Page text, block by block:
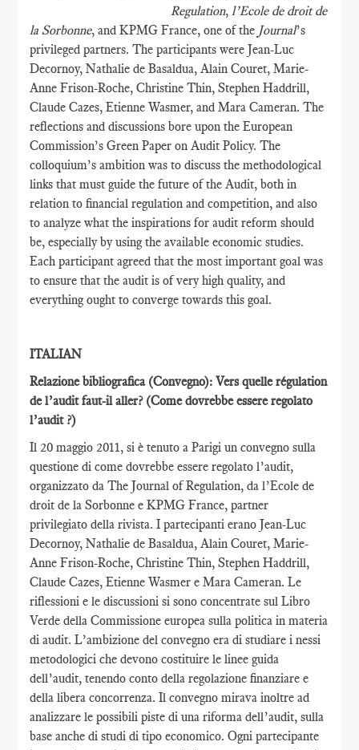
Regulation,l’Ecole de droit de
la Sorbonne, and KPMG France, one of the Journal’s
privileged partners. The participants were Jean-Luc
Decornoy, Nathalie de Basaldua, Alain Couret, Marie-
Anne Frison-Roche, Christine Thin, Stephen Haddrill,
Claude Cazes, Etienne Wasmer, and Mara Cameran. The
reflections and discussions bore upon the European
Commission’s Green Paper on Audit Policy. The
colloquium’s ambition was to discuss the methodological
links that must guide the future of the Audit, both in
relation to financial regulation and competition, and also
to analyze what the inspirations for audit reform should
be, especially by using the available economic studies.
Each participant agreed that the most important goal was
to ensure that the audit is of very high quality, and
everything ought to converge towards this goal.
ITALIAN
Relazione bibliografica (Convegno): Vers quelle régulation
de l’audit faut-il aller? (Come dovrebbe essere regolato
l’audit ?)
Il 20 maggio 2011, si è tenuto a Parigi un convegno sulla
questione di come dovrebbe essere regolato l’audit,
organizzato da The Journal of Regulation, da l’Ecole de
droit de la Sorbonne e KPMG France, partner
privilegiato della rivista. I partecipanti erano Jean-Luc
Decornoy, Nathalie de Basaldua, Alain Couret, Marie-
Anne Frison-Roche, Christine Thin, Stephen Haddrill,
Claude Cazes, Etienne Wasmer e Mara Cameran. Le
riflessioni e le discussioni si sono concentrate sul Libro
Verde della Commissione europea sulla politica in materia
di audit. L’ambizione del convegno era di studiare i nessi
metodologici che devono costituire le linee guida
dell’audit, tenendo conto della regolazione finanziare e
della libera concorrenza. Il convegno mirava inoltre ad
analizzare le possibili piste di una riforma dell’audit, sulla
base anche di studi di tipo economico. Ogni partecipante